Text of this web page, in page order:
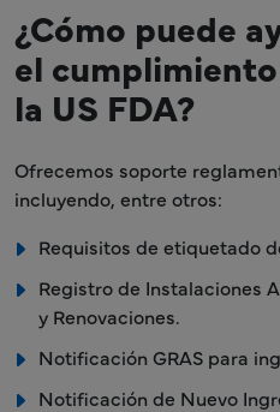
¿Cómo puede
el
la US FDA?
Ofrecemos soporte
incluyendo, entre otros:
Requisitos de etiquetado
Registro de Instalaciones
y Renovaciones.
Notificación GRAS para
Notificación de Nuevo